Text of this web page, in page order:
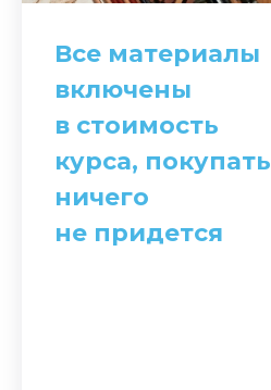
Все материалы
включены
в стоимость
курса, покупать
ничего
не придется